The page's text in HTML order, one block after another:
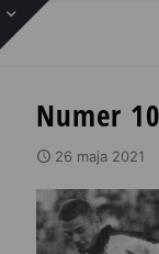
Numer
26 maja 2021